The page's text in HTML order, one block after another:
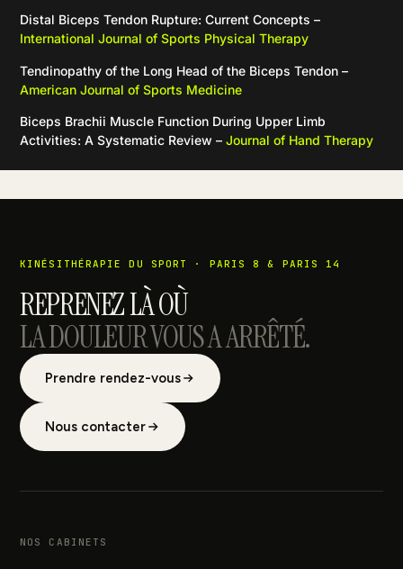
Distal Biceps Tendon Rupture: Current Concepts –
International Journal of Sports Physical Therapy
Tendinopathy of the Long Head of the Biceps Tendon –
American Journal of Sports Medicine
Biceps Brachii Muscle Function During Upper Limb
Activities: A Systematic Review –Journal of Hand Therapy
KINÉSITHÉRAPIE DU SPORT · PARIS 8 & PARIS 14
REPRENEZ LÀ OÙ
LA DOULEUR VOUS A ARRÊTÉ.
Prendre rendez-vous
Nous contacter
NOS CABINETS